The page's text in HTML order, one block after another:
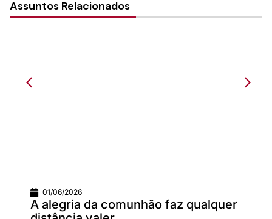
Assuntos Relacionados
01/06/2026
A alegria da comunhão faz qualquer